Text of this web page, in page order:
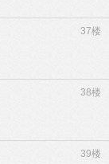
37楼
38楼
39楼